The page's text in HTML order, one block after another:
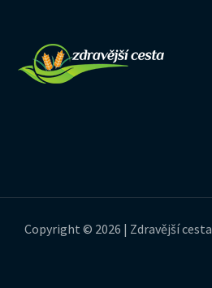
Copyright © 2026 | Zdravější cesta